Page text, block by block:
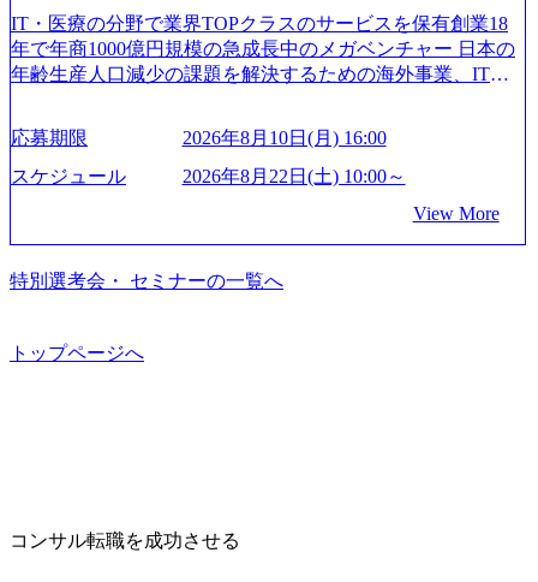
参加できる環境です。 自ら案件を取り、プロジェクト体制
を作っていくことも可能です。 ● 事業会社機能にも携われ
る 弊社にはコンサルティング事業以外にもSaaSプロダク
ることも可能です。コンサルタントとしての経験を活かし
ながら自らプロダクト開発や自社の業務改善ができます。
(希望者のみとなります) ● BIG4・アクセンチュアをはじめ
います ● 平均年齢は35歳で、幅広い年齢の方が活躍してい
ます ● インダストリー・ソリューションで区切られていな
い組織です(ワンプール制) ● 海外事業拠点をシンガポールに
ン八重洲 八重洲セントラルタワー8階 受動喫煙対策 : 執務室
かの実務経験を有する方 - MBB及び戦略ファームでのコ
ンサルティング経験2年以上 - BIG4のStrategy部門におけ
案件をメインとしたコンサルティングを行います ＜プロジ
ェクト一部抜粋＞ ・海外事業(新規・既存)事業のビジネス
モデル検討支援 ・金融領域におけるAIを活用した事業戦略
域における地域活性アプリ企画支援及び実行支援 ・ロボテ
援 ※その他新規事業や既存デジタルトランスフォーメーシ
ョンの案件が多数 ● マネージャー プロジェクトの管理者と
ケーション、成果物の品質管理、メンバーの育成などを担
う。プロジェクト全体の品質管理や、会社経営の観点から
てプロジェクト全体の品質担保やマネジメント全般を担
のキャリアブログ (https://www.accenture.com/jp-ja/blogs/japan-
careers-blog) 江川社長が語る「105点経営」 (https://business.ni
kkei.com/atcl/gen/19/00604/021600008/) 規模拡大で成功する理
由【コンサル業界俯瞰マップ】 (https://diamond.jp/articles/-/34
材が集結するワケ (https://markezine.jp/article/detail/45446) エン
ジニアからコンサルタントへ。会社に入って、何が変わっ
た？ (https://www.businessinsider.jp/post-288838) プラダ：ラグ
ジュアリー製品のパーソナライゼーション (https://www.acce
m/jp-ja/case-studies/consulting/taisho-pharmaceutical)（ストラテ
s://www.accenture.com/jp-ja/case-studies/communications-media/so
ス） 世界49カ国に約73万人以上（2024年5月時点）の社員を
擁し、世界120以上の国の企業を顧客に売上641億ドルを誇
IT・医療の分野で業界TOPクラスのサービスを保有創業18
年で年商1000億円規模の急成長中のメガベンチャー 日本の
年齢生産人口減少の課題を解決するための海外事業、IT事
以上の事業を展開する オールインハウスの組織体制をとっ
ており社内で新しい事業開発などの人員調達できる 独立資
本経営をとっており、事業創造の自由度が高い https://storag
s/20240925162633_7242d0de-3e54-4f03-b076-00318d5c0dff_120
0x644.webp レバレジーズ株式会社 会社説明資料 (https://spea
kerdeck.com/leverages/leverages-hui-she-shao-jie-zi-liao-zhong-tu-
cai-yong-xiang-ke) 「働く人」「事業・サービス」「カルチャ
ps://melev.leverages.jp/) レバレジーズグローバル、大分県より
「外国人留学生等受入環境整備事業委託業務」を受託 (http
UI) レバレジーズで活躍するメンバー紹介！〜 営業職種編
応募期限
2026年8月10日(月) 16:00
スケジュール
2026年8月22日(土) 10:00～
View More
特別選考会・ セミナーの一覧へ
トップページへ
コンサル転職を成功させる